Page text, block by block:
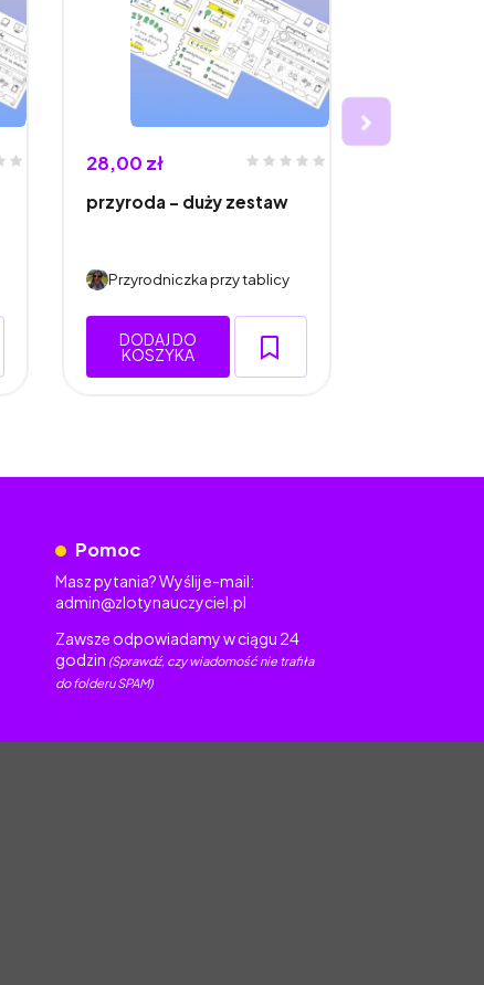
28,00 zł
przyroda - duży zestaw
Przyrodniczka przy tablicy
DODAJ DO
KOSZYKA
Pomoc
Masz pytania? Wyślij e-mail:
admin@zlotynauczyciel.pl
Zawsze odpowiadamy w ciągu 24
godzin (Sprawdź, czy wiadomość nie trafiła
do folderu SPAM)